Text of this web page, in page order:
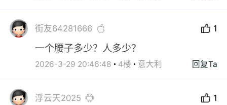
街友64281666 1
一个腰子多少？人多少？
2026-3-29 20:46:48 4楼 意大利 回复Ta
浮云天2025 1